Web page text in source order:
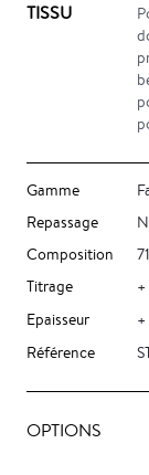
TISSU
Gamme
Repassage
Composition
Titrage
Epaisseur
Référence
OPTIONS